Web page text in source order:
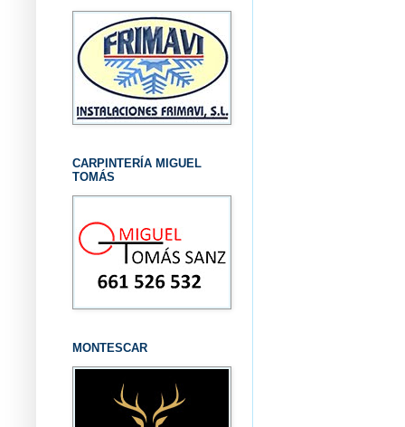
CARPINTERÍA MIGUEL
TOMÁS
MONTESCAR